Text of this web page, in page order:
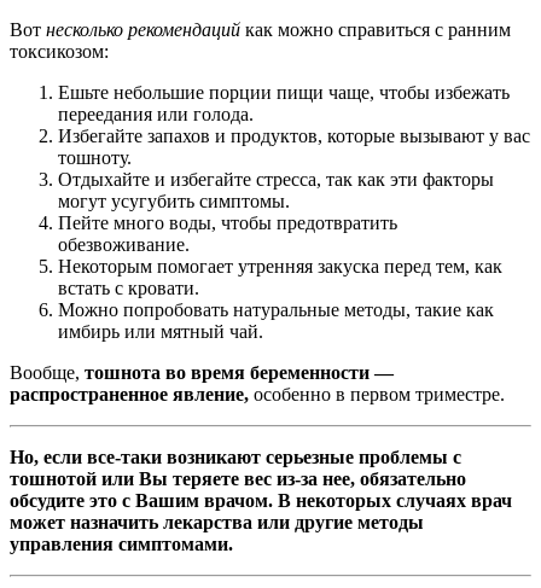
Вот несколько рекомендаций как можно справиться с ранним
токсикозом:
Ешьте небольшие порции пищи чаще, чтобы избежать
переедания или голода.
Избегайте запахов и продуктов, которые вызывают у вас
тошноту.
Отдыхайте и избегайте стресса, так как эти факторы
могут усугубить симптомы.
Пейте много воды, чтобы предотвратить
обезвоживание.
Некоторым помогает утренняя закуска перед тем, как
встать с кровати.
Можно попробовать натуральные методы, такие как
имбирь или мятный чай.
Вообще, тошнота во время беременности —
распространенное явление, особенно в первом триместре.
Но, если все-таки возникают серьезные проблемы с
тошнотой или Вы теряете вес из-за нее, обязательно
обсудите это с Вашим врачом. В некоторых случаях врач
может назначить лекарства или другие методы
управления симптомами.